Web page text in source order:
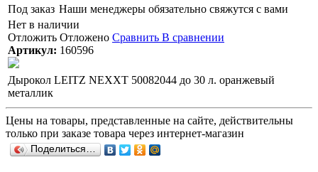
Под заказ Наши менеджеры обязательно свяжутся с вами
Нет в наличии
Отложить Отложено Сравнить В сравнении
Артикул: 160596
Дырокол LEITZ NEXXT 50082044 до 30 л. оранжевый
металлик
Цены на товары, представленные на сайте, действительны
только при заказе товара через интернет-магазин
Поделиться…